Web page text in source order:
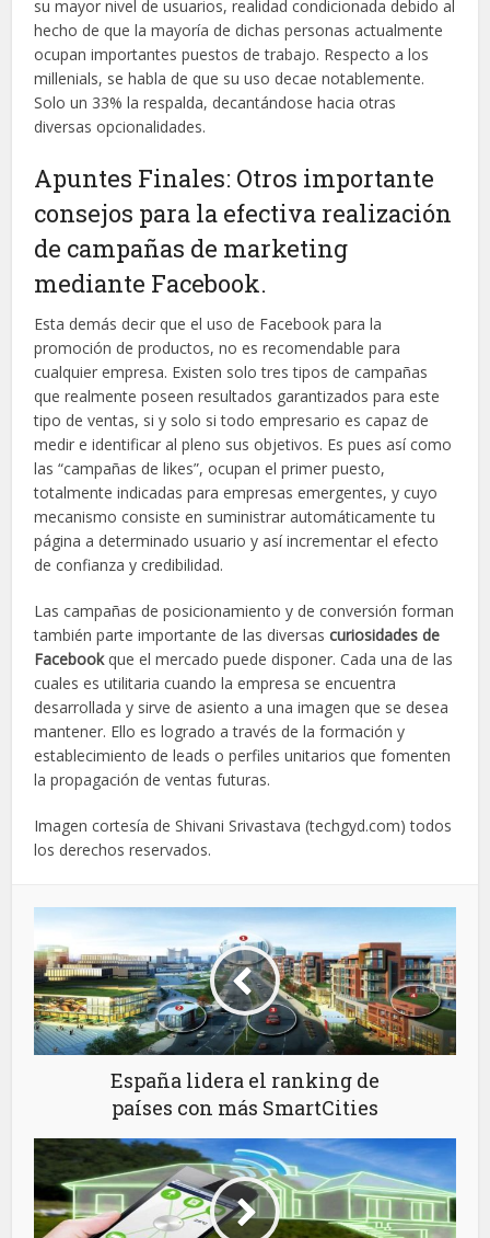
su mayor nivel de usuarios, realidad condicionada debido al
hecho de que la mayoría de dichas personas actualmente
ocupan importantes puestos de trabajo. Respecto a los
millenials, se habla de que su uso decae notablemente.
Solo un 33% la respalda, decantándose hacia otras
diversas opcionalidades.
Apuntes Finales: Otros importante
consejos para la efectiva realización
de campañas de marketing
mediante Facebook.
Esta demás decir que el uso de Facebook para la
promoción de productos, no es recomendable para
cualquier empresa. Existen solo tres tipos de campañas
que realmente poseen resultados garantizados para este
tipo de ventas, si y solo si todo empresario es capaz de
medir e identificar al pleno sus objetivos. Es pues así como
las “campañas de likes”, ocupan el primer puesto,
totalmente indicadas para empresas emergentes, y cuyo
mecanismo consiste en suministrar automáticamente tu
página a determinado usuario y así incrementar el efecto
de confianza y credibilidad.
Las campañas de posicionamiento y de conversión forman
también parte importante de las diversascuriosidades de
Facebookque el mercado puede disponer. Cada una de las
cuales es utilitaria cuando la empresa se encuentra
desarrollada y sirve de asiento a una imagen que se desea
mantener. Ello es logrado a través de la formación y
establecimiento de leads o perfiles unitarios que fomenten
la propagación de ventas futuras.
Imagen cortesía de Shivani Srivastava (techgyd.com) todos
los derechos reservados.
España lidera el ranking de
países con más SmartCities